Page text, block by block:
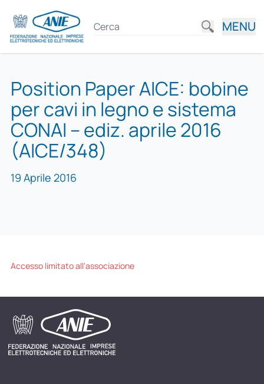
MENU
Position Paper AICE: bobine
per cavi in legno e sistema
CONAI – ediz. aprile 2016
(AICE/348)
19 Aprile 2016
Accesso limitato all'associazione